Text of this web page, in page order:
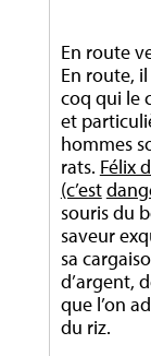
En route
En route,
coq qui le
et
hommes
rats. Félix
(c’est
souris du
saveur
sa
d’argent,
que l’on
du riz.